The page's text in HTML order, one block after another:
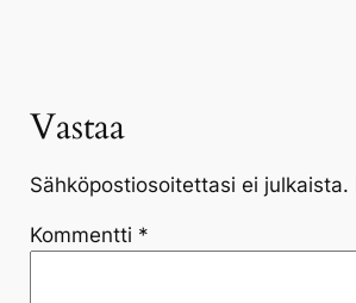
Vastaa
Sähköpostiosoitettasi ei julkaista.
Kommentti *